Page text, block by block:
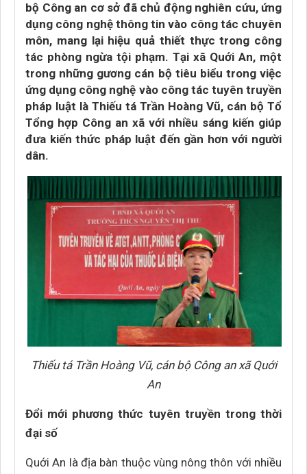
bộ Công an cơ sở đã chủ động nghiên cứu, ứng
dụng công nghệ thông tin vào công tác chuyên
môn, mang lại hiệu quả thiết thực trong công
tác phòng ngừa tội phạm. Tại xã Quới An, một
trong những gương cán bộ tiêu biểu trong việc
ứng dụng công nghệ vào công tác tuyên truyền
pháp luật là Thiếu tá Trần Hoàng Vũ, cán bộ Tổ
Tổng hợp Công an xã với nhiều sáng kiến giúp
đưa kiến thức pháp luật đến gần hơn với người
dân.
Thiếu tá Trần Hoàng Vũ, cán bộ Công an xã Quới
An
Đổi mới phương thức tuyên truyền trong thời
đại số
Quới An là địa bàn thuộc vùng nông thôn với nhiều